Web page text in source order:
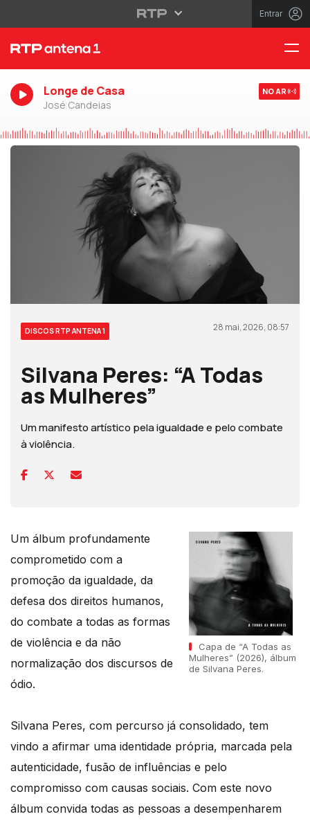
Entrar
Longe de Casa
José Candeias
NO AR
DISCOS RTP ANTENA 1 28 mai, 2026, 08:57
Silvana Peres: “A Todas
as Mulheres”
Um manifesto artístico pela igualdade e pelo combate
à violência.
Capa de “A Todas as
Mulheres” (2026), álbum
de Silvana Peres.
Um álbum profundamente
comprometido com a
promoção da igualdade, da
defesa dos direitos humanos,
do combate a todas as formas
de violência e da não
normalização dos discursos de
ódio.
Silvana Peres, com percurso já consolidado, tem
vindo a afirmar uma identidade própria, marcada pela
autenticidade, fusão de influências e pelo
compromisso com causas sociais. Com este novo
álbum convida todas as pessoas a desempenharem